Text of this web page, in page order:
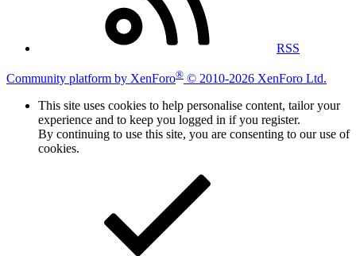
RSS
Community platform by XenForo® © 2010-2026 XenForo Ltd.
This site uses cookies to help personalise content, tailor your
experience and to keep you logged in if you register.
By continuing to use this site, you are consenting to our use of
cookies.